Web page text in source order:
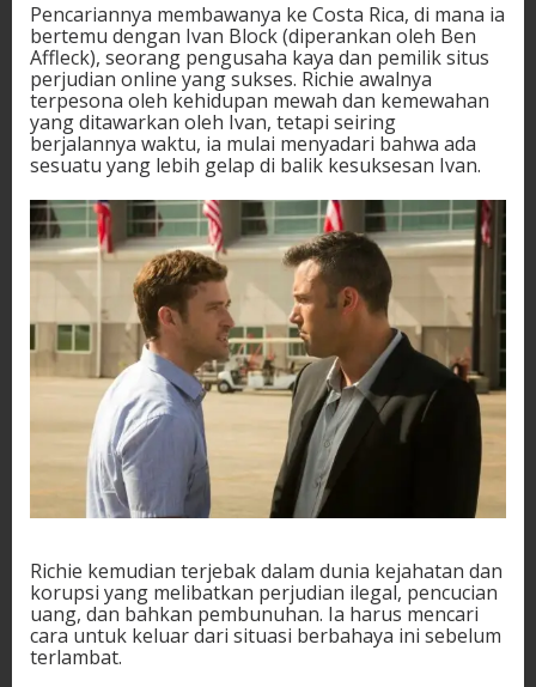
Pencariannya membawanya ke Costa Rica, di mana ia
bertemu dengan Ivan Block (diperankan oleh Ben
Affleck), seorang pengusaha kaya dan pemilik situs
perjudian online yang sukses. Richie awalnya
terpesona oleh kehidupan mewah dan kemewahan
yang ditawarkan oleh Ivan, tetapi seiring
berjalannya waktu, ia mulai menyadari bahwa ada
sesuatu yang lebih gelap di balik kesuksesan Ivan.
Richie kemudian terjebak dalam dunia kejahatan dan
korupsi yang melibatkan perjudian ilegal, pencucian
uang, dan bahkan pembunuhan. Ia harus mencari
cara untuk keluar dari situasi berbahaya ini sebelum
terlambat.